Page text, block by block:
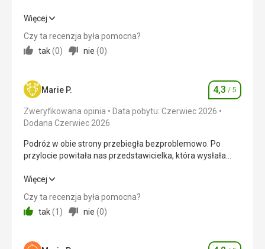
Wspaniałe wakacje.
Wyżywienie
Okolica 5,0/ 5
Usługi 5,0
Czysty
Wyżywienie
Świetny
Zgodny z opisem
Więcej
Czy ta recenzja była pomocna?
tak(0) nie (0)
Marie P. Ocena
4,3 / 5
Zweryfikowana opinia
Data pobytu: Czerwiec 2026
Dodana Czerwiec 2026
Podróż w obie strony przebiegła bezproblemowo. Po
przylocie powitała nas przedstawicielka, która wysłała
podczas pobytu. W dniu wyjazdu komunikacja z
Podróż w obie strony przebiegła bezproblemowo. Po
nam SMS-a – na szczęście nie potrzebowaliśmy jej
podczas pobytu. W dniu wyjazdu komunikacja z
Więcej
Czy ta recenzja była pomocna?
tak(1 ) nie (0)